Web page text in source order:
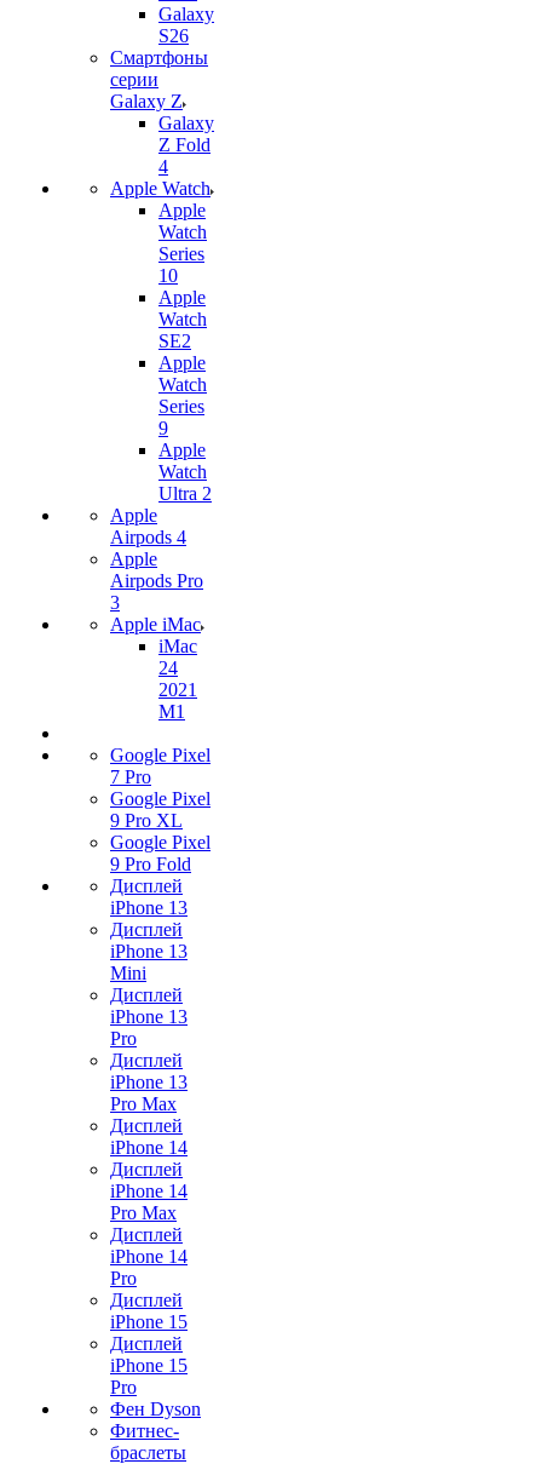
Galaxy
S26
Смартфоны
серии
Galaxy Z
Galaxy
Z Fold
4
Apple Watch
Apple
Watch
Series
10
Apple
Watch
SE2
Apple
Watch
Series
9
Apple
Watch
Ultra 2
Apple
Airpods 4
Apple
Airpods Pro
3
Apple iMac
iMac
24
2021
M1
Google Pixel
7 Pro
Google Pixel
9 Pro XL
Google Pixel
9 Pro Fold
Дисплей
iPhone 13
Дисплей
iPhone 13
Mini
Дисплей
iPhone 13
Pro
Дисплей
iPhone 13
Pro Max
Дисплей
iPhone 14
Дисплей
iPhone 14
Pro Max
Дисплей
iPhone 14
Pro
Дисплей
iPhone 15
Дисплей
iPhone 15
Pro
Фен Dyson
Фитнес-
браслеты